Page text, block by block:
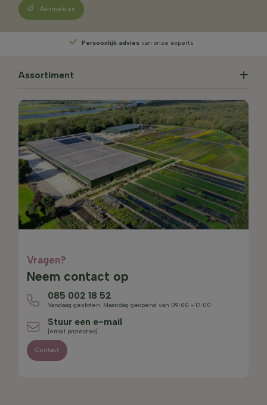
Aanmelden
Persoonlijk advies van onze experts
Assortiment
Vragen?
Neem contact op
085 002 18 52
Vandaag gesloten. Maandag geopend van 09:00 - 17:00
Stuur een e-mail
[email protected]
Contact